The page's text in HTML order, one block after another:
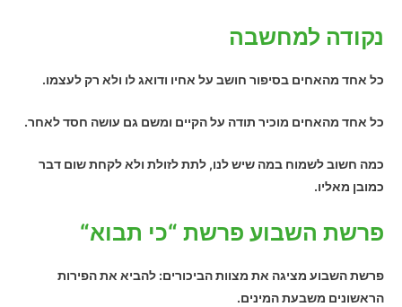
נקודה למחשבה
כל אחד מהאחים בסיפור חושב על אחיו ודואג לו ולא רק לעצמו.
כל אחד מהאחים מוכיר תודה על הקיים ומשם גם עושה חסד לאחר.
כמה חשוב לשמוח במה שיש לנו, לתת לזולת ולא לקחת שום דבר
כמובן מאליו.
פרשת השבוע פרשת “כי תבוא“
פרשת השבוע מציגה את מצוות הביכורים: להביא את הפירות
הראשונים משבעת המינים.